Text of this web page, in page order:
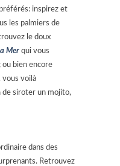
inspirez et
les palmiers de
le doux
Mer qui vous
ou bien encore
vous voilà
de siroter un mojito,
dans des
Retrouvez